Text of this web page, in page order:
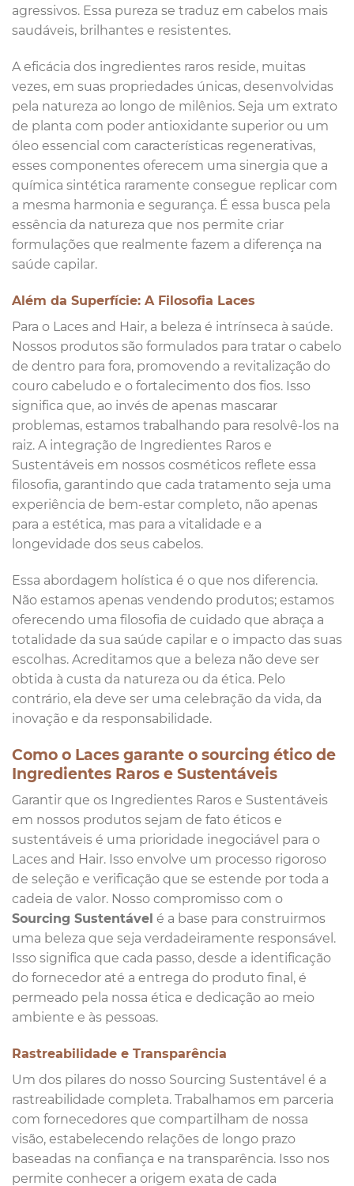
agressivos. Essa pureza se traduz em cabelos mais
saudáveis, brilhantes e resistentes.
A eficácia dos ingredientes raros reside, muitas
vezes, em suas propriedades únicas, desenvolvidas
pela natureza ao longo de milênios. Seja um extrato
de planta com poder antioxidante superior ou um
óleo essencial com características regenerativas,
esses componentes oferecem uma sinergia que a
química sintética raramente consegue replicar com
a mesma harmonia e segurança. É essa busca pela
essência da natureza que nos permite criar
formulações que realmente fazem a diferença na
saúde capilar.
Além da Superfície: A Filosofia Laces
Para o Laces and Hair, a beleza é intrínseca à saúde.
Nossos produtos são formulados para tratar o cabelo
de dentro para fora, promovendo a revitalização do
couro cabeludo e o fortalecimento dos fios. Isso
significa que, ao invés de apenas mascarar
problemas, estamos trabalhando para resolvê-los na
raiz. A integração de Ingredientes Raros e
Sustentáveis em nossos cosméticos reflete essa
filosofia, garantindo que cada tratamento seja uma
experiência de bem-estar completo, não apenas
para a estética, mas para a vitalidade e a
longevidade dos seus cabelos.
Essa abordagem holística é o que nos diferencia.
Não estamos apenas vendendo produtos; estamos
oferecendo uma filosofia de cuidado que abraça a
totalidade da sua saúde capilar e o impacto das suas
escolhas. Acreditamos que a beleza não deve ser
obtida à custa da natureza ou da ética. Pelo
contrário, ela deve ser uma celebração da vida, da
inovação e da responsabilidade.
Como o Laces garante o sourcing ético de
Ingredientes Raros e Sustentáveis
Garantir que os Ingredientes Raros e Sustentáveis
em nossos produtos sejam de fato éticos e
sustentáveis é uma prioridade inegociável para o
Laces and Hair. Isso envolve um processo rigoroso
de seleção e verificação que se estende por toda a
cadeia de valor. Nosso compromisso com o
Sourcing Sustentável é a base para construirmos
uma beleza que seja verdadeiramente responsável.
Isso significa que cada passo, desde a identificação
do fornecedor até a entrega do produto final, é
permeado pela nossa ética e dedicação ao meio
ambiente e às pessoas.
Rastreabilidade e Transparência
Um dos pilares do nosso Sourcing Sustentável é a
rastreabilidade completa. Trabalhamos em parceria
com fornecedores que compartilham de nossa
visão, estabelecendo relações de longo prazo
baseadas na confiança e na transparência. Isso nos
permite conhecer a origem exata de cada